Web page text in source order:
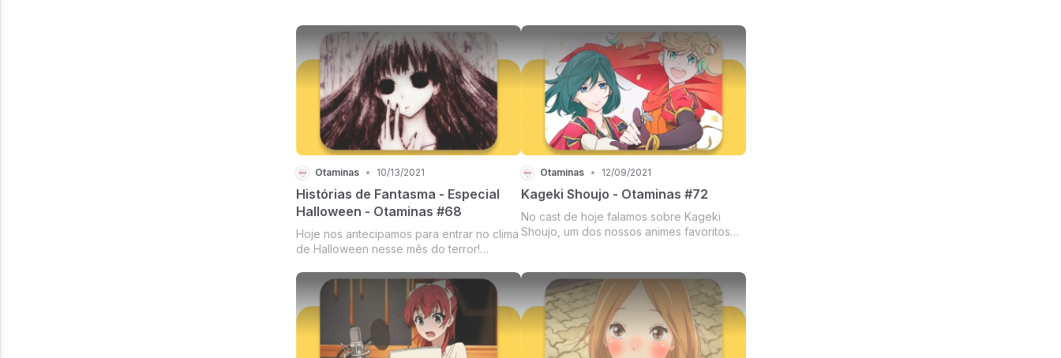
desabafar sobre potenciais
desperdiçados.
Otaminas • 10/13/2021
Histórias de Fantasma - Especial
Halloween - Otaminas #68
Hoje nos antecipamos para entrar no clima
de Halloween nesse mês do terror!
podcast Mundo Freak Confidencial, para
trocar histórias arrepiantes e
conversarmos sobre folclore japonês e
nossos animes favori...
Otaminas • 12/09/2021
Kageki Shoujo - Otaminas #72
No cast de hoje falamos sobre Kageki
Shoujo, um dos nossos animes favoritos